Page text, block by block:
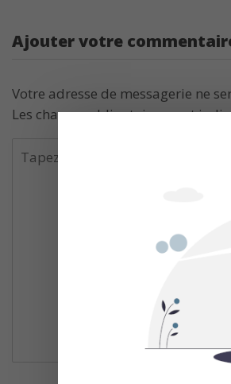
Ajouter votre
Votre adresse de messagerie ne
Les champs obligatoires sont